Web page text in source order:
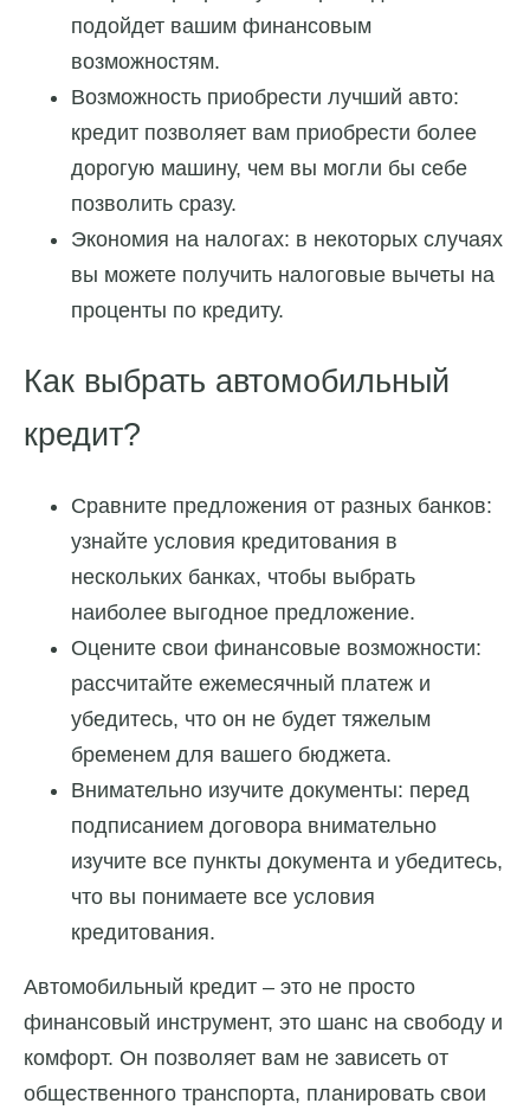
подойдет вашим финансовым
возможностям.
Возможность приобрести лучший авто:
кредит позволяет вам приобрести более
дорогую машину, чем вы могли бы себе
позволить сразу.
Экономия на налогах: в некоторых случаях
вы можете получить налоговые вычеты на
проценты по кредиту.
Как выбрать автомобильный
кредит?
Сравните предложения от разных банков:
узнайте условия кредитования в
нескольких банках, чтобы выбрать
наиболее выгодное предложение.
Оцените свои финансовые возможности:
рассчитайте ежемесячный платеж и
убедитесь, что он не будет тяжелым
бременем для вашего бюджета.
Внимательно изучите документы: перед
подписанием договора внимательно
изучите все пункты документа и убедитесь,
что вы понимаете все условия
кредитования.
Автомобильный кредит – это не просто
финансовый инструмент, это шанс на свободу и
комфорт. Он позволяет вам не зависеть от
общественного транспорта, планировать свои